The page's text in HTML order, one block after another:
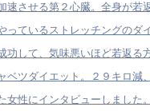
速させる第２心臓。全身が若
っているストレッチングのダ
功して、気味悪いほど若返る
ベツダイエット。２９キロ減
女性にインタビューしました